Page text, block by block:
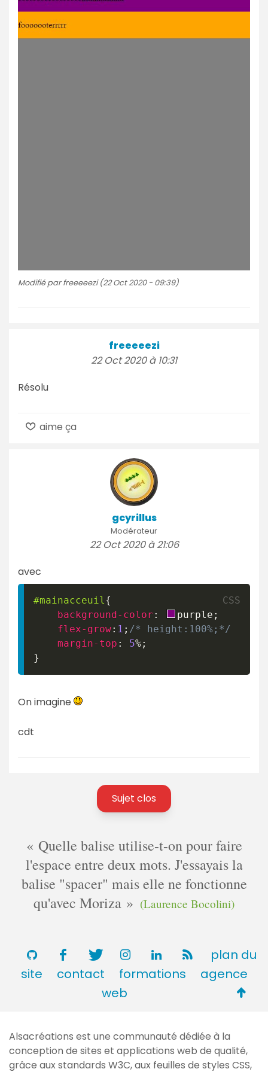
Modifié par freeeeezi (22 Oct 2020 - 09:39)
freeeeezi
22 Oct 2020 à 10:31
Résolu
aime ça
gcyrillus
Modérateur
22 Oct 2020 à 21:06
avec
#mainacceuil {
background-color : purple ;
flex-grow: 1 ; /* height:100%;*/
margin-top : 5%;
}
On imagine
cdt
Sujet clos
Quelle balise utilise-t-on pour faire
l'espace entre deux mots. J'essayais la
balise "spacer" mais elle ne fonctionne
qu'avec Moriza
(Laurence Bocolini)
plan du
site
contact formations
agence
web
de
page
Alsacréations est une communauté dédiée à la
conception de sites et applications web de qualité,
grâce aux standards W3C, aux feuilles de styles CSS,